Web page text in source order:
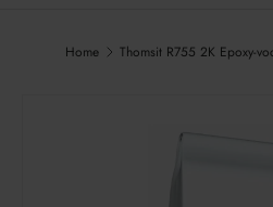
Home Thomsit R755 2K Epoxy-